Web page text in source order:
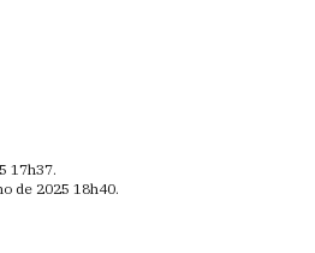
17h37.
de 2025 18h40.